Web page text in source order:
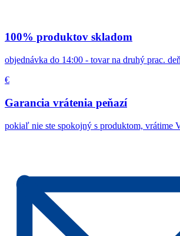
100% produktov skladom
objednávka do 14:00 - tovar na druhý prac.
€
Garancia vrátenia peňazí
pokiaľ nie ste spokojný s produktom, vrátime